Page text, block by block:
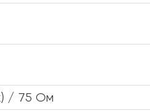
/ 75 Ом